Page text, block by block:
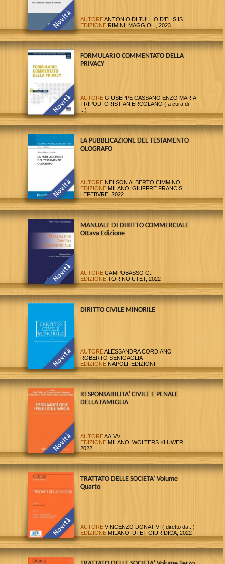
AUTOREANTONIO DI TULLIO D'ELISIIS
EDIZIONE RIMINI; MAGGIOLI, 2023
FORMULARIO COMMENTATO DELLA
PRIVACY
AUTORE GIUSEPPE CASSANO ENZO MARIA
TRIPODI CRISTIAN ERCOLANO ( a cura di
...)
RIMINI; MAGGIOLI, 2023
LA PUBBLICAZIONE DEL TESTAMENTO
OLOGRAFO
AUTORE NELSON ALBERTO CIMMINO
EDIZIONE MILANO; GIUFFRE FRANCIS
LEFEBVRE, 2022
MANUALE DI DIRITTO COMMERCIALE
Ottava Edizione
AUTORE CAMPOBASSO G.F.
EDIZIONE TORINO,UTET, 2022
DIRITTO CIVILE MINORILE
AUTOREALESSANDRA CORDIANO
ROBERTO SENIGAGLIA
EDIZIONE NAPOLI; EDIZIONI
RESPONSABILITA' CIVILE E PENALE
DELLA FAMIGLIA
AUTOREAA.VV
EDIZIONE MILANO; WOLTERS KLUWER,
2022
TRATTATO DELLE SOCIETA' Volume
Quarto
AUTORE VINCENZO DONATIVI ( diretto da...)
EDIZIONE MILANO; UTET GIURIDICA, 2022